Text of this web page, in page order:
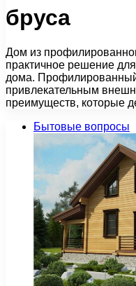
бруса
Дом из
практичное решение для
дома. Профилированный
привлекательным
преимуществ, которые
Бытовые вопросы